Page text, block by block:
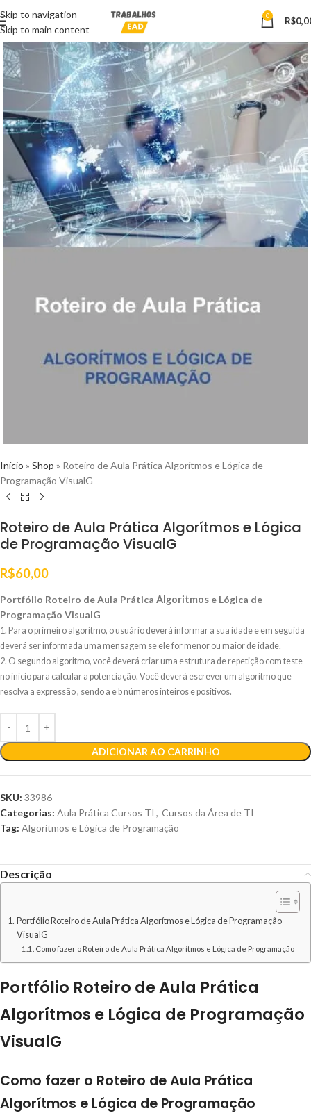
Skip to navigation
Skip to main content
0 R$
Início » Shop » Roteiro de Aula Prática Algorítmos e Lógica de
Programação VisualG
Roteiro de Aula Prática Algorítmos e Lógica
de Programação VisualG
R$60,00
Portfólio Roteiro de Aula Prática Algoritmos e Lógica de
Programação VisualG
1. Para o primeiro algoritmo, o usuário deverá informar a sua idade e em seguida
deverá ser informada uma mensagem se ele for menor ou maior de idade.
2. O segundo algoritmo, você deverá criar uma estrutura de repetição com teste
no início para calcular a potenciação. Você deverá escrever um algoritmo que
resolva a expressão , sendo a e b números inteiros e positivos.
ADICIONAR AO CARRINHO
SKU: 33986
Categorias: Aula Prática Cursos TI , Cursos da Área de TI
Tag: Algoritmos e Lógica de Programação
Descrição
Portfólio Roteiro de Aula Prática Algorítmos e Lógica de Programação
VisualG
Como fazer o Roteiro de Aula Prática Algorítmos e Lógica de Programação
Portfólio Roteiro de Aula Prática
Algorítmos e Lógica de Programação
VisualG
Como fazer o Roteiro de Aula Prática
Algorítmos e Lógica de Programação